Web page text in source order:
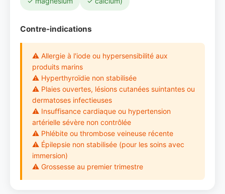
Contre-indications
⚠ Allergie à l'iode ou hypersensibilité aux
produits marins
⚠ Hyperthyroïdie non stabilisée
⚠ Plaies ouvertes, lésions cutanées suintantes ou
dermatoses infectieuses
⚠ Insuffisance cardiaque ou hypertension
artérielle sévère non contrôlée
⚠ Phlébite ou thrombose veineuse récente
⚠ Épilepsie non stabilisée (pour les soins avec
immersion)
⚠ Grossesse au premier trimestre